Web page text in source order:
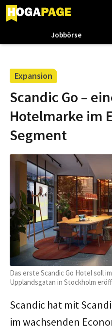
Jobbörse
Expansion
Scandic Go –
Hotelmarke im
Segment
Das erste Scandic Go Hotel soll
Upplandsgatan in Stockholm
Scandic hat mit
im wachsenden